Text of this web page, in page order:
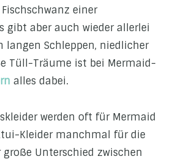
einer
gibt aber auch wieder allerlei
langen Schleppen, niedlicher
Tüll-Träume ist bei Mermaid-
alles dabei.
werden oft für Mermaid
Kleider manchmal für die
große Unterschied zwischen